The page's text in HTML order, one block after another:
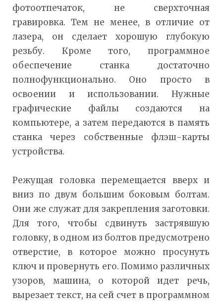
фотоотпечаток, не сверхточная
гравировка. Тем не менее, в отличие от
лазера, он сделает хорошую глубокую
резьбу. Кроме того, программное
обеспечение станка достаточно
полнофункционально. Оно просто в
освоении и использовании. Нужные
графические файлы создаются на
компьютере, а затем передаются в память
станка через собственные флэш-карты
устройства.
Режущая головка перемещается вверх и
вниз по двум большим боковым болтам.
Они же служат для закрепления заготовки.
Для того, чтобы сдвинуть застрявшую
головку, в одном из болтов предусмотрено
отверстие, в которое можно просунуть
ключ и провернуть его. Помимо различных
узоров, машина, о которой идет речь,
вырезает текст, на сей счет в программном